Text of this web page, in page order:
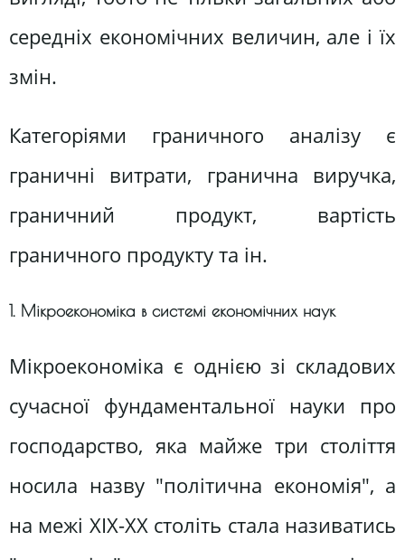
середніх економічних величин, але і їх
змін.
Категоріями граничного аналізу є
граничні витрати, гранична виручка,
граничний продукт, вартість
граничного продукту та ін.
1. Мікроекономіка в системі економічних наук
Мікроекономіка є однією зі складових
сучасної фундаментальної науки про
господарство, яка майже три століття
носила назву "політична економія", а
на межі ХІХ-ХХ століть стала називатись